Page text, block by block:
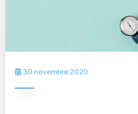
30 novembre 2020